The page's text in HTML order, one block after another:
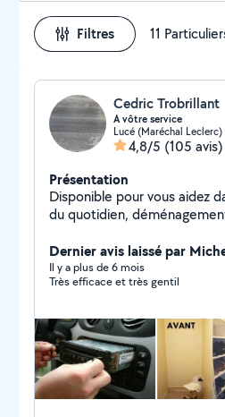
Filtres 11
Cedric Trobrillant
A vôtre service
Lucé (Maréchal Leclerc)
4,8/5 (105 avis)
Présentation
Disponible pour vous aidez
du quotidien,
et pointilleuse.
Dernier avis laissé par
Il y a plus de 6 mois
Très efficace et très gentil